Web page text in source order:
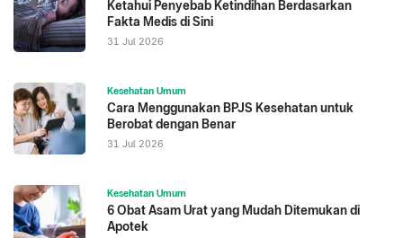
Ketahui Penyebab Ketindihan Berdasarkan
Fakta Medis di Sini
31 Jul 2026
Kesehatan Umum
Cara Menggunakan BPJS Kesehatan untuk
Berobat dengan Benar
31 Jul 2026
Kesehatan Umum
6 Obat Asam Urat yang Mudah Ditemukan di
Apotek